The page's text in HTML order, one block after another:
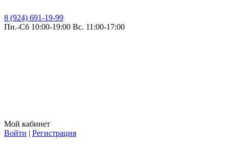
8 (924) 691-19-99
Пн.-Сб 10:00-19:00 Вс. 11:00-17:00
Мой кабинет
Войти | Регистрация